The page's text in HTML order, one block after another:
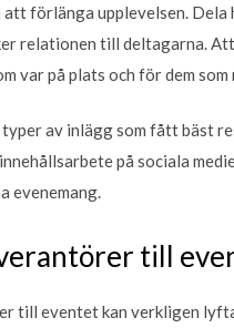
förlänga upplevelsen.
relationen till deltagarna.
var på plats och för dem
av inlägg som fått bäst
på sociala
evenemang.
till
till eventet kan verkligen